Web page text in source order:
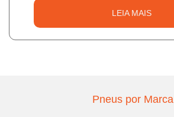
LEIA MAIS
Pneus por Marca